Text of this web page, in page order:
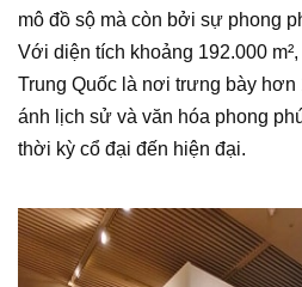
mô đồ sộ mà còn bởi sự phong
Với diện tích khoảng 192.000
Trung Quốc là nơi trưng bày hơn
ánh lịch sử và văn hóa phong
thời kỳ cổ đại đến hiện đại.